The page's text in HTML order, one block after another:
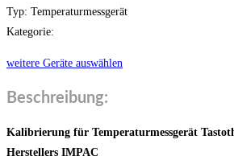
Typ: Temperaturmessgerät
Kategorie:
weitere Geräte auswählen
Beschreibung:
Kalibrierung für Temperaturmessgerät
Herstellers IMPAC